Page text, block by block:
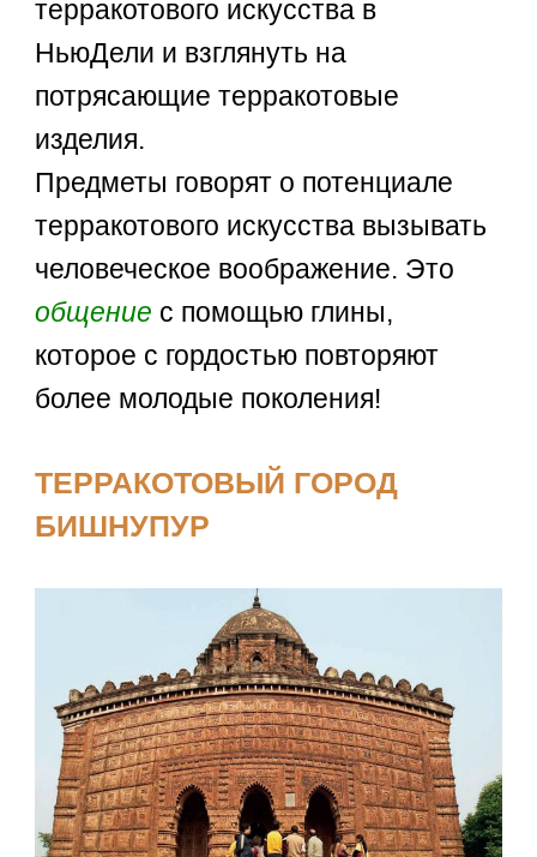
терракотового искусства в
НьюДели и взглянуть на
потрясающие терракотовые
изделия.
Предметы говорят о потенциале
терракотового искусства вызывать
человеческое воображение. Это
общение с помощью глины,
которое с гордостью повторяют
более молодые поколения!
ТЕРРАКОТОВЫЙ ГОРОД
БИШНУПУР